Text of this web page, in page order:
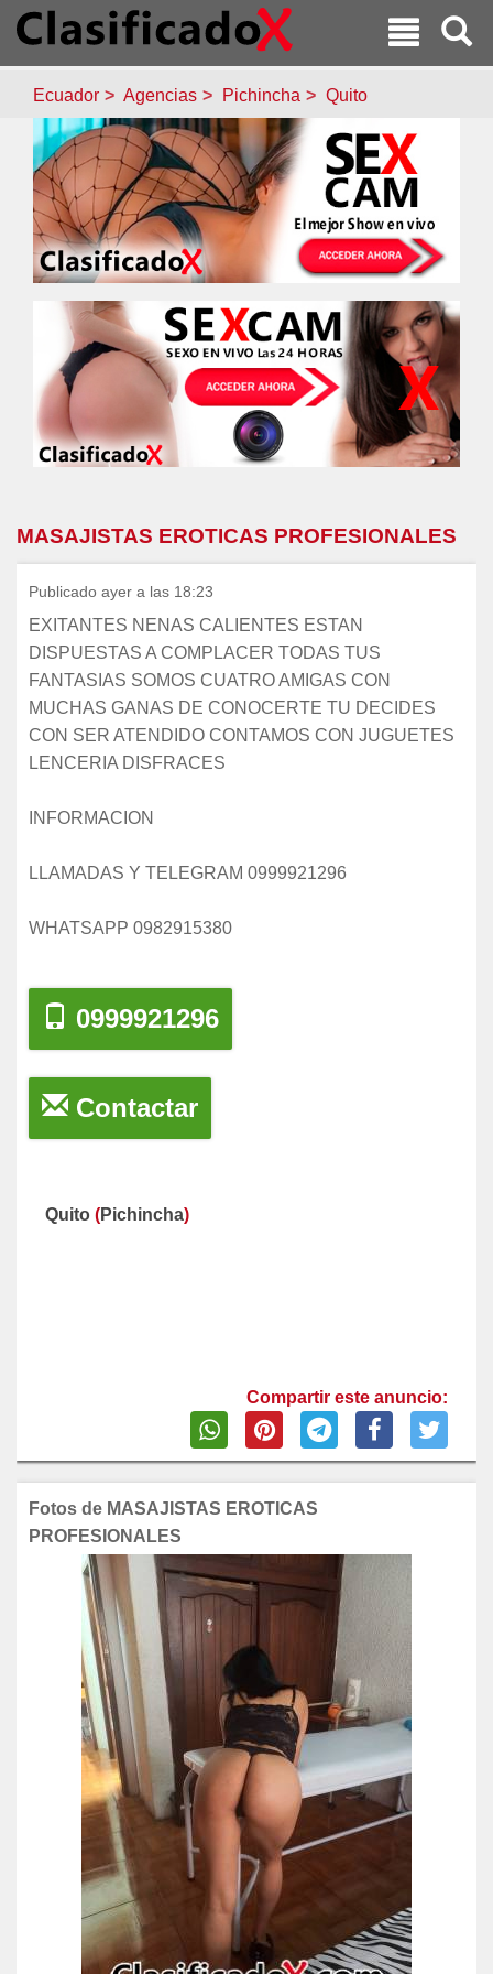
Ecuador Agencias Pichincha Quito
MASAJISTAS EROTICAS PROFESIONALES
Publicado ayer a las 18:23
EXITANTES NENAS CALIENTES ESTAN
DISPUESTAS A COMPLACER TODAS TUS
FANTASIAS SOMOS CUATRO AMIGAS CON
MUCHAS GANAS DE CONOCERTE TU DECIDES
CON SER ATENDIDO CONTAMOS CON JUGUETES
LENCERIA DISFRACES
INFORMACION
LLAMADAS Y TELEGRAM 0999921296
WHATSAPP 0982915380
0999921296
Contactar
Quito (Pichincha)
Compartir este anuncio:
Fotos de MASAJISTAS EROTICAS
PROFESIONALES